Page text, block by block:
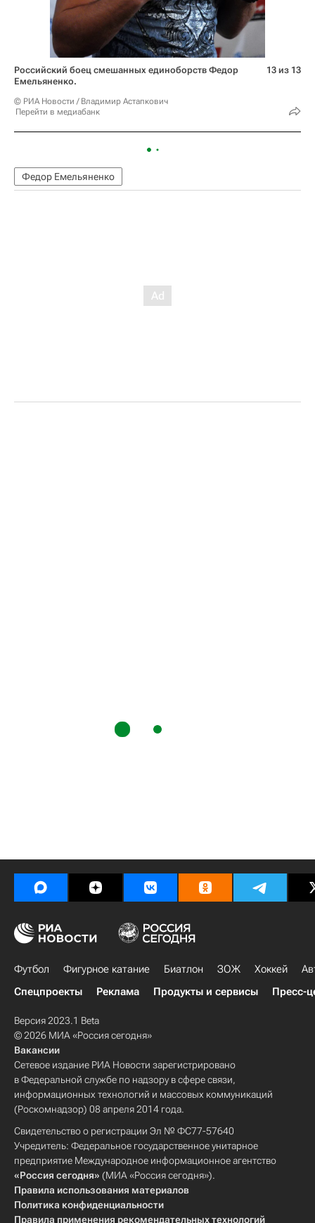
Российский боец смешанных единоборств Федор
Емельяненко.
© РИА Новости / Владимир Астапкович
Перейти в медиабанк
13 из 13
Федор Емельяненко
Футбол Фигурное катание Биатлон ЗОЖ Хоккей
Спецпроекты
Реклама Продукты и сервисы Пресс-
Версия 2023.1 Beta
© 2026 МИА «Россия сегодня»
Вакансии
Сетевое издание РИА Новости зарегистрировано
в Федеральной службе по надзору в сфере связи,
информационных технологий и массовых коммуникаций
(Роскомнадзор) 08 апреля 2014 года.
Свидетельство о регистрации Эл № ФС77-57640
Учредитель: Федеральное государственное унитарное
предприятие Международное информационное агентство
«Россия сегодня» (МИА «Россия сегодня»).
Правила использования материалов
Политика конфиденциальности
Правила применения рекомендательных технологий